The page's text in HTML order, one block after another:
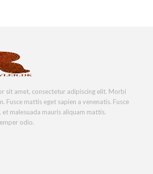
sit amet, consectetur adipiscing elit. Morbi
Fusce mattis eget sapien a venenatis. Fusce
et malesuada mauris aliquam mattis.
odio.